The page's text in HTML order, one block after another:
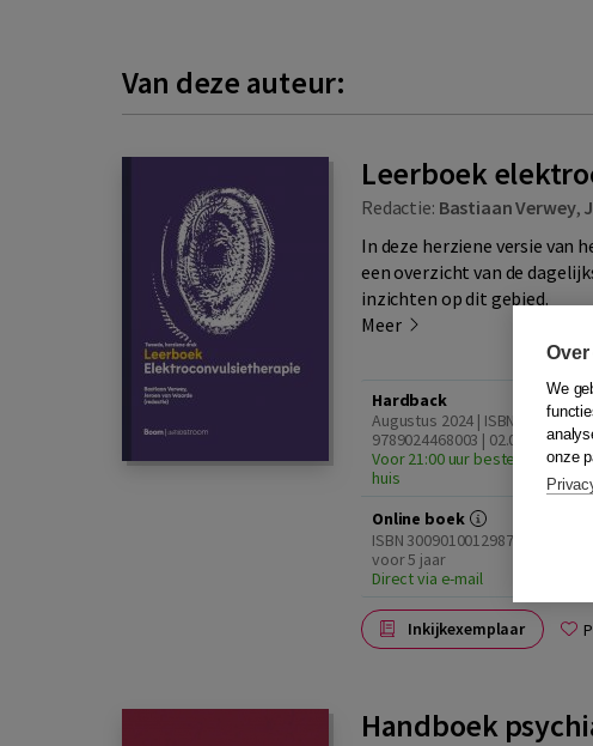
Van deze auteur:
Leerboek
Redactie: Bastiaan Verwey,
In deze herziene versie van
een overzicht van de
inzichten op dit gebied.
Meer
Hardback
Augustus 2024 | ISBN
9789024468003 | 02.01
Voor 21:00 uur besteld,
huis
Online boek
ISBN 3009010012987 | Licentie
voor 5 jaar
Direct via e-mail
Inkijkexemplaar
Handboek
We
onze